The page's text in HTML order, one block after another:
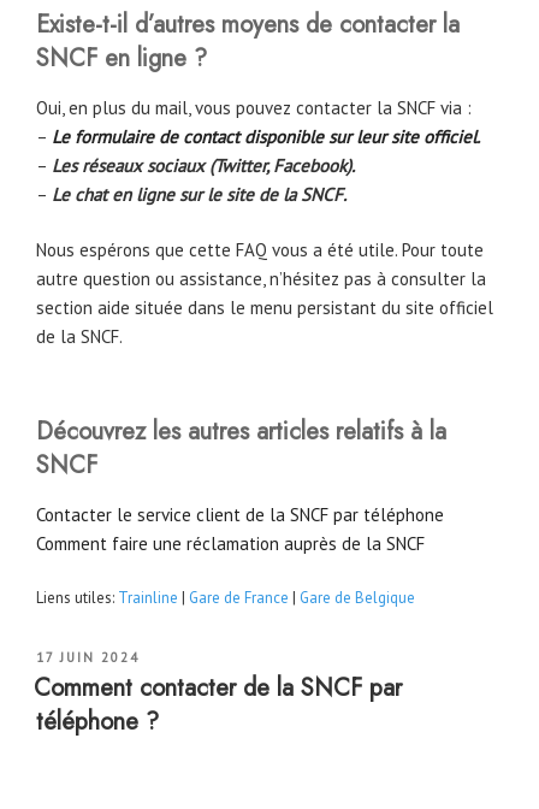
Existe-t-il d’autres moyens de contacter la
SNCF en ligne ?
Oui, en plus du mail, vous pouvez contacter la SNCF via :
– Le formulaire de contact disponible sur leur site officiel.
– Les réseaux sociaux (Twitter, Facebook).
– Le chat en ligne sur le site de la SNCF.
Nous espérons que cette FAQ vous a été utile. Pour toute
autre question ou assistance, n’hésitez pas à consulter la
section aide située dans le menu persistant du site officiel
de la SNCF.
Découvrez les autres articles relatifs à la
SNCF
Contacter le service client de la SNCF par téléphone
Comment faire une réclamation auprès de la SNCF
Liens utiles: Trainline | Gare de France | Gare de Belgique
PUBLIÉ
LE
17 JUIN 2024
Comment contacter de la SNCF par
téléphone ?